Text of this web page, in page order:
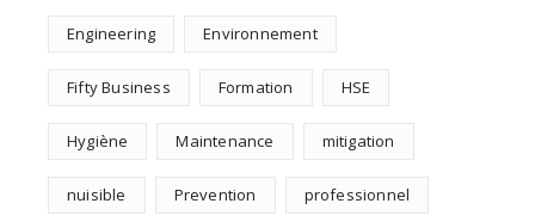
Engineering Environnement
Fifty Business Formation HSE
Hygiène Maintenance mitigation
nuisible Prevention professionnel